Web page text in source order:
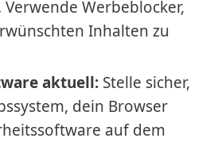
Werbeblocker,
Inhalten zu
aktuell: Stelle sicher,
dein Browser
auf dem